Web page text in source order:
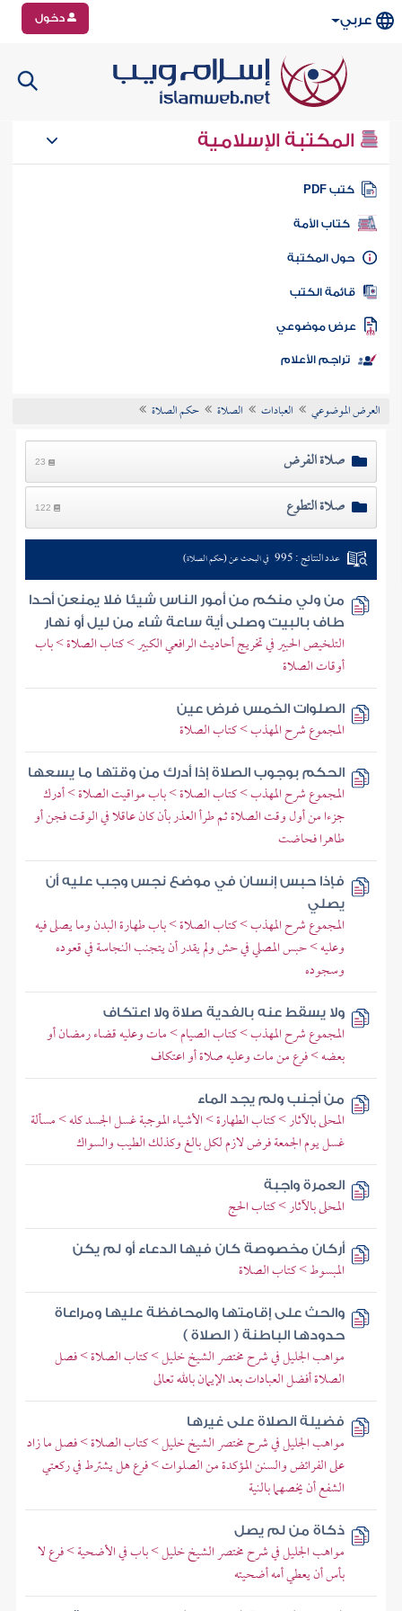
عربي دخول
المكتبة الإسلامية
كتب PDF
كتاب الأمة
المكتبة
الكتب
موضوعي
تراجم الأعلام
العرض الموضوعي العبادات الصلاة حكم الصلاة
صلاة الفرض 23
صلاة التطوع 122
عدد النتائج : 995 في البحث عن (حكم الصلاة)
من ولي منكم من أمور الناس شيئا فلا يمنعن أحدا
طاف بالبيت وصلى أية ساعة شاء من ليل أو نهار
التلخيص الحبير في تخريج أحاديث الرافعي الكبير > كتاب الصلاة > باب
أوقات الصلاة
الصلوات الخمس فرض عين
المجموع شرح المهذب > كتاب الصلاة
الحكم بوجوب الصلاة إذا أدرك من وقتها ما يسعها
المجموع شرح المهذب > كتاب الصلاة > باب مواقيت الصلاة > أدرك
جزءا من أول وقت الصلاة ثم طرأ العذر بأن كان عاقلا في الوقت فجن أو
طاهرا فحاضت
فإذا حبس إنسان في موضع نجس وجب عليه أن
يصلي
المجموع شرح المهذب > كتاب الصلاة > باب طهارة البدن وما يصلى فيه
وعليه > حبس المصلي في حش ولم يقدر أن يتجنب النجاسة في قعوده
وسجوده
ولا يسقط عنه بالفدية صلاة ولا اعتكاف
المجموع شرح المهذب > كتاب الصيام > مات وعليه قضاء رمضان أو
بعضه > فرع من مات وعليه صلاة أو اعتكاف
من أجنب ولم يجد الماء
المحلى بالآثار > كتاب الطهارة > الأشياء الموجبة غسل الجسد كله > مسألة
غسل يوم الجمعة فرض لازم لكل بالغ وكذلك الطيب والسواك
العمرة واجبة
المحلى بالآثار > كتاب الحج
أركان مخصوصة كان فيها الدعاء أو لم يكن
المبسوط > كتاب الصلاة
والحث على إقامتها والمحافظة عليها ومراعاة
حدودها الباطنة ( الصلاة )
مواهب الجليل في شرح مختصر الشيخ خليل > كتاب الصلاة > فصل
الصلاة أفضل العبادات بعد الإيمان بالله تعالى
فضيلة الصلاة على غيرها
مواهب الجليل في شرح مختصر الشيخ خليل > كتاب الصلاة > فصل ما زاد
على الفرائض والسنن المؤكدة من الصلوات > فرع هل يشترط في ركعتي
الشفع أن يخصهما بالنية
ذكاة من لم يصل
مواهب الجليل في شرح مختصر الشيخ خليل > باب في الأضحية > فرع لا
بأس أن يعطي أمه أضحيته